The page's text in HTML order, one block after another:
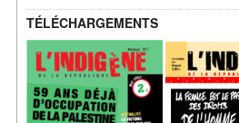
TÉLÉCHARGEMENTS